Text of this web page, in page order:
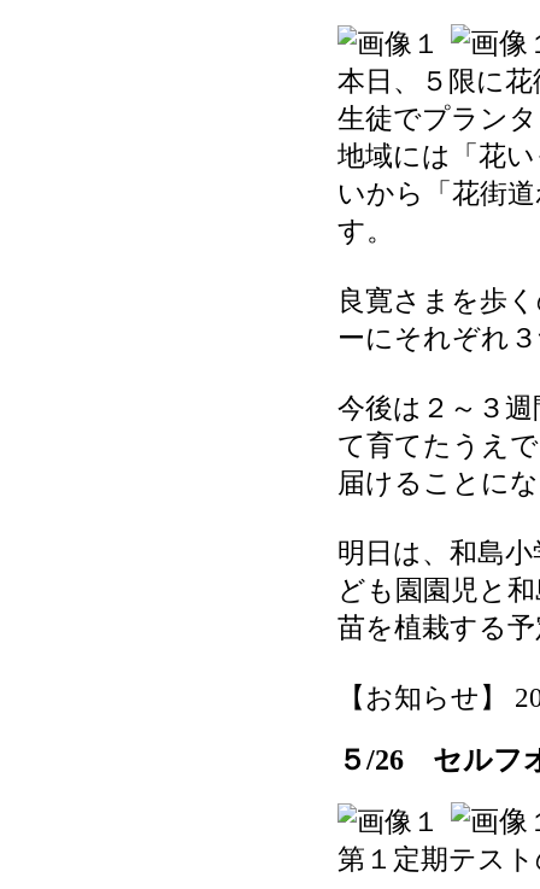
本日、５限に
生徒でプラン
地域には「花
いから「花街
す。
良寛さまを歩
ーにそれぞれ
今後は２～３
て育てたうえ
届けることに
明日は、和島
ども園園児と
苗を植栽する
【お知らせ】
５/26 セルフ
第１定期テス